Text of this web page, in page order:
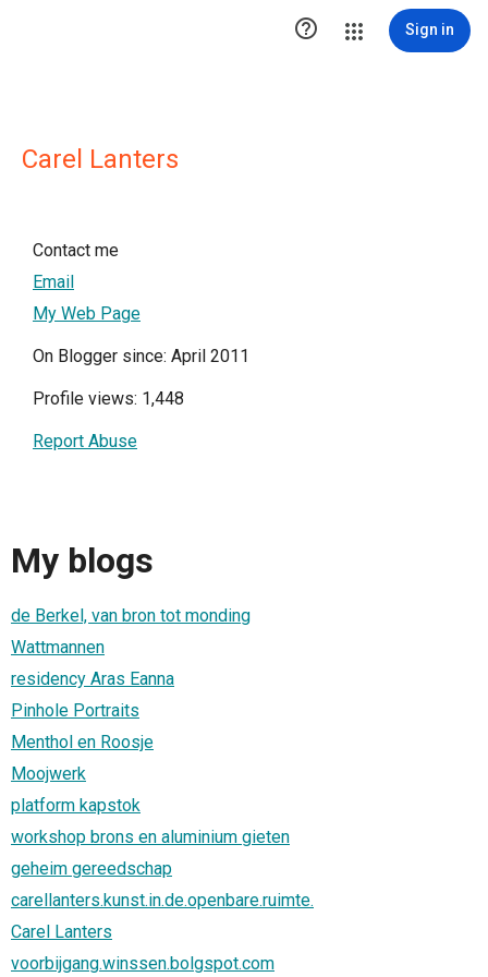
 Sign in
Carel Lanters
Contact me
Email
My Web Page
On Blogger since: April 2011
Profile views: 1,448
Report Abuse
My blogs
de Berkel, van bron tot monding
Wattmannen
residency Aras Eanna
Pinhole Portraits
Menthol en Roosje
Moojwerk
platform kapstok
workshop brons en aluminium gieten
geheim gereedschap
carellanters.kunst.in.de.openbare.ruimte.
Carel Lanters
voorbijgang.winssen.bolgspot.com